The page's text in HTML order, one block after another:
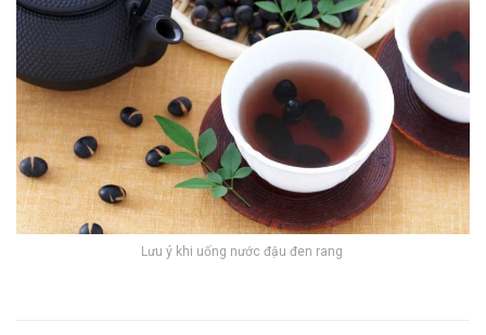
Lưu ý khi uống nước đậu đen rang